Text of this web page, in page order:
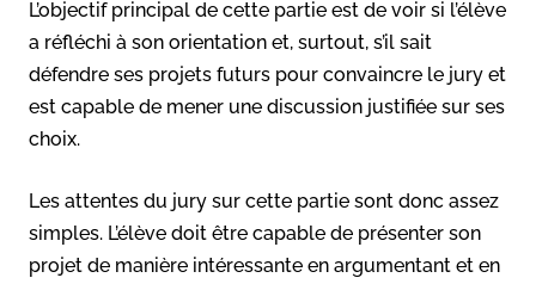
L’objectif principal de cette partie est de voir si l’élève
a réfléchi à son orientation et, surtout, s’il sait
défendre ses projets futurs pour convaincre le jury et
est capable de mener une discussion justifiée sur ses
choix.
Les attentes du jury sur cette partie sont donc assez
simples. L’élève doit être capable de présenter son
projet de manière intéressante en argumentant et en